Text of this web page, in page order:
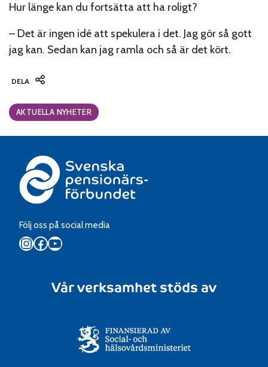
Hur länge kan du fortsätta att ha roligt?
– Det är ingen idé att spekulera i det. Jag gör så gott
jag kan. Sedan kan jag ramla och så är det kört.
DELA
Categories:
AKTUELLA NYHETER
Följ oss på social media
Instagram
Facebook
YouTube
Vår verksamhet stöds av